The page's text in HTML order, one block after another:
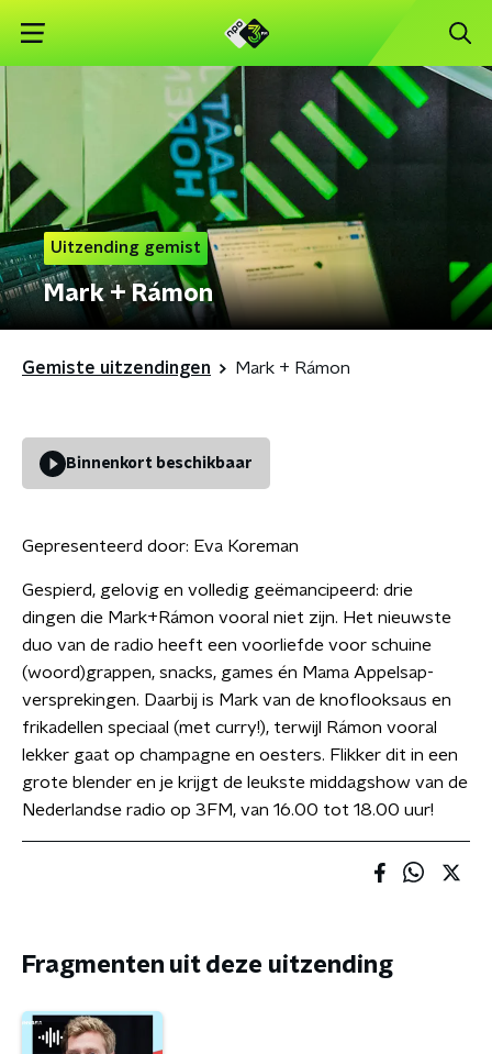
Uitzending gemist
Mark + Rámon
Gemiste uitzendingen Mark + Rámon
Binnenkort beschikbaar
Gepresenteerd door: Eva Koreman
Gespierd, gelovig en volledig geëmancipeerd: drie
dingen die Mark+Rámon vooral niet zijn. Het nieuwste
duo van de radio heeft een voorliefde voor schuine
(woord)grappen, snacks, games én Mama Appelsap-
versprekingen. Daarbij is Mark van de knoflooksaus en
frikadellen speciaal (met curry!), terwijl Rámon vooral
lekker gaat op champagne en oesters. Flikker dit in een
grote blender en je krijgt de leukste middagshow van de
Nederlandse radio op 3FM, van 16.00 tot 18.00 uur!
Fragmenten uit deze uitzending